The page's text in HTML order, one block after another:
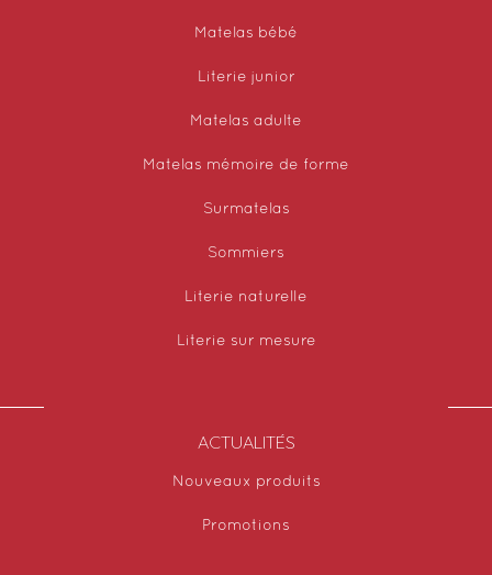
Matelas bébé
Literie junior
Matelas adulte
Matelas mémoire de forme
Surmatelas
Sommiers
Literie naturelle
Literie sur mesure
ACTUALITÉS
Nouveaux produits
Promotions